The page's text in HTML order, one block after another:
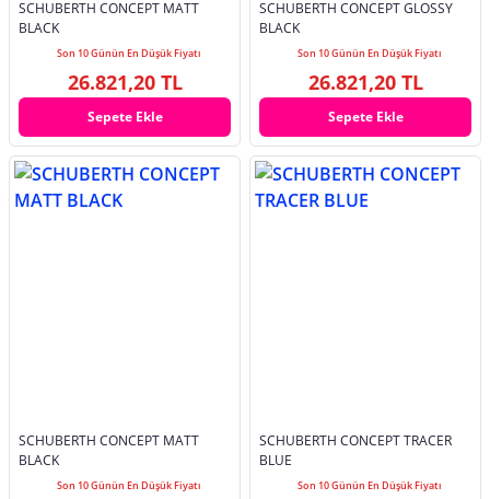
SCHUBERTH CONCEPT MATT
BLACK
Son 10 Günün En Düşük Fiyatı
26.821,20 TL
Sepete Ekle
SCHUBERTH CONCEPT GLOSSY
BLACK
Son 10 Günün En Düşük Fiyatı
26.821,20 TL
Sepete Ekle
SCHUBERTH CONCEPT MATT
BLACK
Son 10 Günün En Düşük Fiyatı
SCHUBERTH CONCEPT TRACER
BLUE
Son 10 Günün En Düşük Fiyatı